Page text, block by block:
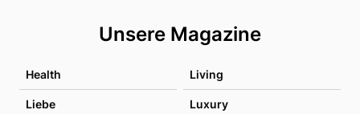
Unsere Magazine
Health Living
Liebe Luxury